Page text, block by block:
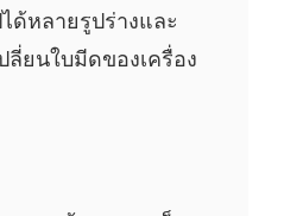
ด้หลายรูปร่างและ
ลี่ยนใบมีดของเครื่อง